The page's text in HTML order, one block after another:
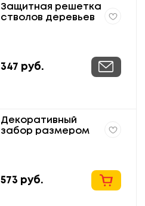
Защитная решетка
стволов деревьев
347 руб.
Декоративный
забор размером
573 руб.